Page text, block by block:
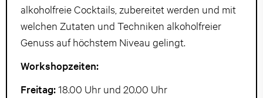
alkoholfreie Cocktails, zubereitet werden und mit
welchen Zutaten und Techniken alkoholfreier
Genuss auf höchstem Niveau gelingt.
Workshopzeiten:
Freitag:18.00 Uhr und 20.00 Uhr